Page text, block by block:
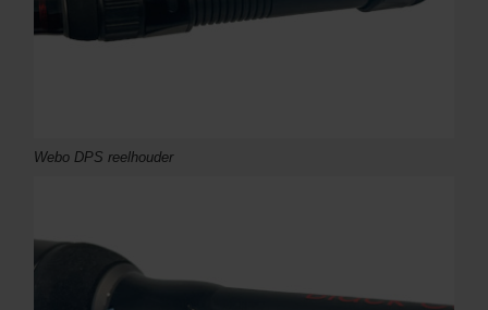
Webo DPS reelhouder